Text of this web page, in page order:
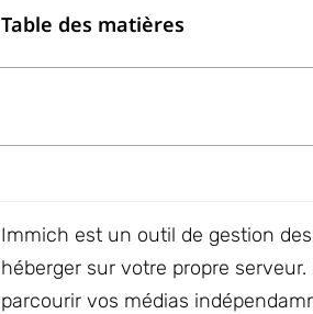
Table des matières
Immich est un outil de gestion
héberger sur votre propre
parcourir vos médias